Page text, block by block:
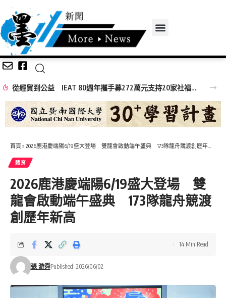
無感量測黑科技登場 岡山醫院「Face AI健康鏡」 驚豔高齡高齡健康展
首頁 » 2026鹿港慶端陽6/19盛大登場 雙龍會啟動端午盛典 173隊龍舟競渡創歷年新高
體育
2026鹿港慶端陽6/19盛大登場 雙
龍會啟動端午盛典 173隊龍舟競渡
創歷年新高
張 游舜Published: 2026/06/02
14 Min Read